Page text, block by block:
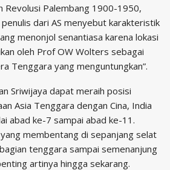
Revolusi Palembang 1900-1950,
dari AS menyebut karakteristik
menonjol senantiasa karena lokasi
oleh Prof OW Wolters sebagai
Tenggara yang menguntungkan”.
Sriwijaya dapat meraih posisi
Asia Tenggara dengan Cina, India
abad ke-7 sampai abad ke-11.
membentang di sepanjang selat
tenggara sampai semenanjung
artinya hingga sekarang.